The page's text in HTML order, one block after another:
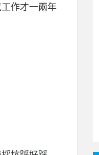
作才一兩年